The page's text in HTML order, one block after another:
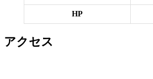
HP
アクセス